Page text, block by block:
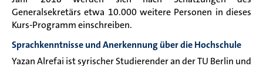
Generalsekretärs etwa 10.000 weitere Personen in dieses
Kurs-Programm einschreiben.
Sprachkenntnisse und Anerkennung über die Hochschule
Yazan Alrefai ist syrischer Studierender an der TU Berlin und